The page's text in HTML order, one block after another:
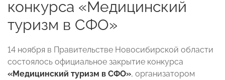
конкурса «Медицинский
туризм в СФО»
14 ноября в Правительстве Новосибирской области
состоялось официальное закрытие конкурса
«Медицинский туризм в СФО», организатором